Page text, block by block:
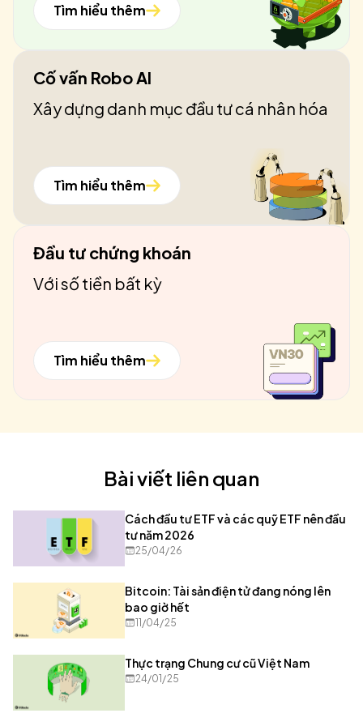
Tìm hiểu thêm
Cố vấn Robo AI
Xây dựng danh mục đầu tư cá nhân hóa
Tìm hiểu thêm
Đầu tư chứng khoán
Với số tiền bất kỳ
Tìm hiểu thêm
Bài viết liên quan
Cách đầu tư ETF và các quỹ ETF nên đầu
tư năm 2026
25/04/26
Bitcoin: Tài sản điện tử đang nóng lên
bao giờ hết
11/04/25
Thực trạng Chung cư cũ Việt Nam
24/01/25